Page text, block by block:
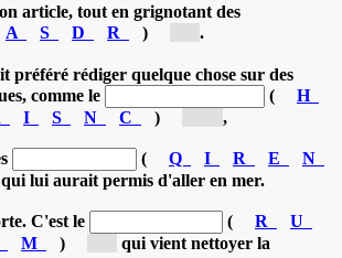
article, tout en grignotant des
A S D R ) .
préféré rédiger quelque chose sur des
comme le
(
H
I S N C ) ,
( Q I R E
N
qui lui aurait permis d'aller en mer.
C'est le ( R
U
M )
qui vient nettoyer la